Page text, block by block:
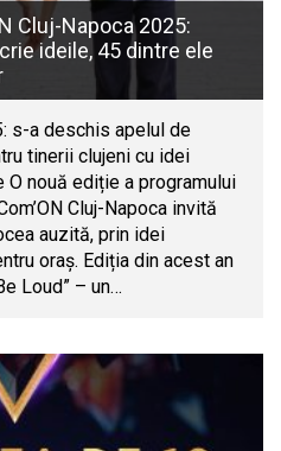
Cluj-Napoca 2025:
ideile, 45 dintre ele
s-a deschis apelul de
tinerii clujeni cu idei
nouă ediție a programului
Cluj-Napoca invită
auzită, prin idei
oraș. Ediția din acest an
Loud” – un…